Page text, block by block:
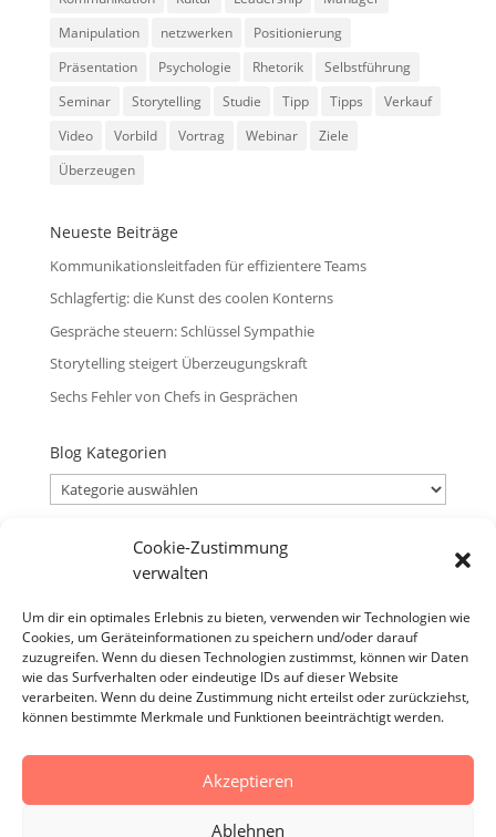
Cookie-Zustimmung
verwalten
Um dir ein optimales Erlebnis zu bieten, verwenden wir Technologien wie
Cookies, um Geräteinformationen zu speichern und/oder darauf
zuzugreifen. Wenn du diesen Technologien zustimmst, können wir Daten
wie das Surfverhalten oder eindeutige IDs auf dieser Website
verarbeiten. Wenn du deine Zustimmung nicht erteilst oder zurückziehst,
können bestimmte Merkmale und Funktionen beeinträchtigt werden.
Akzeptieren
Ablehnen
Manipulation
netzwerken
Positionierung
Präsentation
Psychologie Rhetorik
Selbstführung
Seminar
Storytelling Studie Tipp Tipps
Verkauf
Video
Vorbild Vortrag Webinar
Ziele
Überzeugen
Neueste Beiträge
Kommunikationsleitfaden für effizientere Teams
Schlagfertig: die Kunst des coolen Konterns
Gespräche steuern: Schlüssel Sympathie
Storytelling steigert Überzeugungskraft
Sechs Fehler von Chefs in Gesprächen
Blog Kategorien
Blog
Kategorien
Verantwortlicher
Verantwortlicher i.S.d. § 18 Abs. 2 MStV:
Jürgen Zirbik, Eichenweg 53, 96149 Breitengüßbach
Impressum Datenschutzerklärung
AGB